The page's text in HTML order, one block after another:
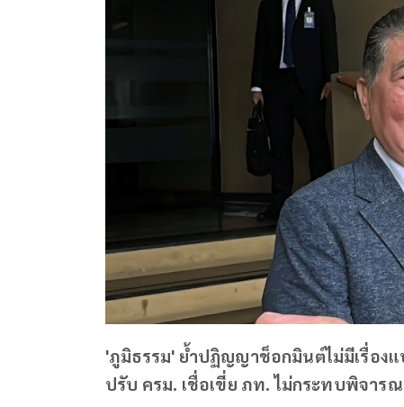
'ภูมิธรรม' ย้ำปฏิญญาช็อกมินต์ไม่มีเรื่องแ
ปรับ ครม. เชื่อเขี่ย ภท. ไม่กระทบพิจาร